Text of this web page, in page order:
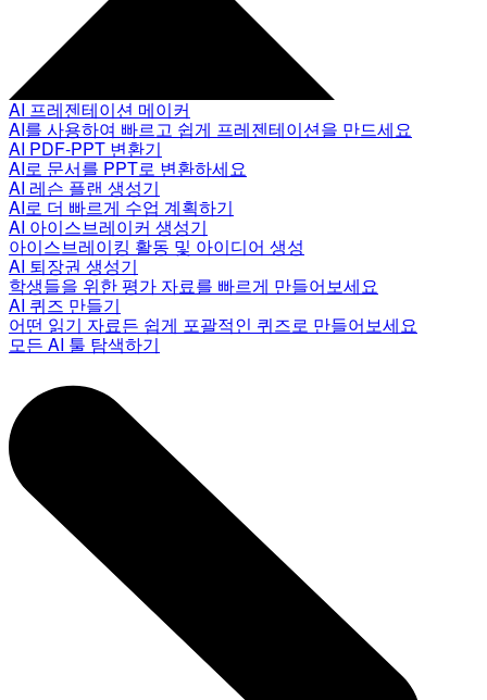
AI 프레젠테이션 메이커
AI를 사용하여 빠르고 쉽게 프레젠테이션을 만드세요
AI PDF-PPT 변환기
AI로 문서를 PPT로 변환하세요
AI 레슨 플랜 생성기
AI로 더 빠르게 수업 계획하기
AI 아이스브레이커 생성기
아이스브레이킹 활동 및 아이디어 생성
AI 퇴장권 생성기
학생들을 위한 평가 자료를 빠르게 만들어보세요
AI 퀴즈 만들기
어떤 읽기 자료든 쉽게 포괄적인 퀴즈로 만들어보세요
모든 AI 툴 탐색하기